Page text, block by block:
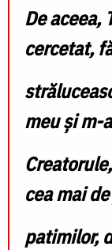
De
cercetat,
meu şi m-
cea mai
patimilor,